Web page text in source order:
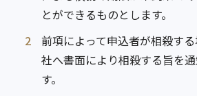
とができるものとします。
2
前項によって申込者が相殺す
社へ書面により相殺する旨を
す。